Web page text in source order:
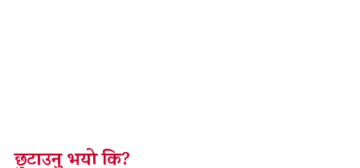
छुटाउनु भयो कि?